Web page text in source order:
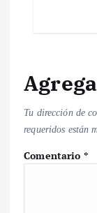
Tu dirección de
requeridos están
Comentario *